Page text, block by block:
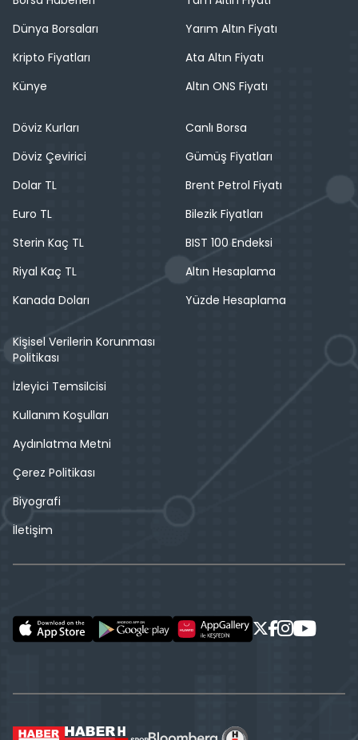
Dünya Borsaları
Kripto Fiyatları
Künye
Yarım Altın Fiyatı
Ata Altın Fiyatı
Altın ONS Fiyatı
Döviz Kurları
Döviz Çevirici
Dolar TL
Euro TL
Sterin Kaç TL
Riyal Kaç TL
Kanada Doları
Canlı Borsa
Gümüş Fiyatları
Brent Petrol Fiyatı
Bilezik Fiyatları
BIST 100 Endeksi
Altın Hesaplama
Yüzde Hesaplama
Kişisel Verilerin Korunması
Politikası
İzleyici Temsilcisi
Kullanım Koşulları
Aydınlatma Metni
Çerez Politikası
Biyografi
İletişim